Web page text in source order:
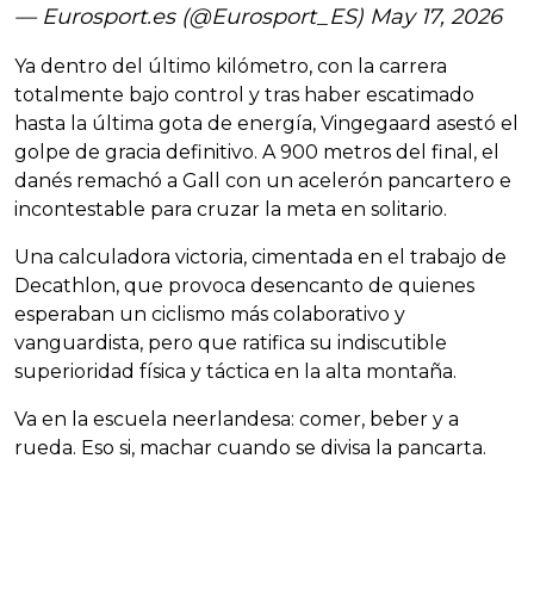
— Eurosport.es (@Eurosport_ES) May 17, 2026
Ya dentro del último kilómetro, con la carrera
totalmente bajo control y tras haber escatimado
hasta la última gota de energía, Vingegaard asestó el
golpe de gracia definitivo. A 900 metros del final, el
danés remachó a Gall con un acelerón pancartero e
incontestable para cruzar la meta en solitario.
Una calculadora victoria, cimentada en el trabajo de
Decathlon, que provoca desencanto de quienes
esperaban un ciclismo más colaborativo y
vanguardista, pero que ratifica su indiscutible
superioridad física y táctica en la alta montaña.
Va en la escuela neerlandesa: comer, beber y a
rueda. Eso si, machar cuando se divisa la pancarta.